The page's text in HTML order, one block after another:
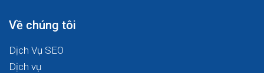
Về chúng tôi
Dịch Vụ SEO
Dịch vụ